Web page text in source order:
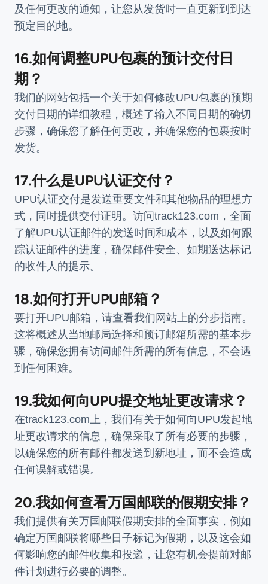
及任何更改的通知，让您从发货时一直更新到到达
预定目的地。
16.如何调整UPU包裹的预计交付日
期？
我们的网站包括一个关于如何修改UPU包裹的预期
交付日期的详细教程，概述了输入不同日期的确切
步骤，确保您了解任何更改，并确保您的包裹按时
发货。
17.什么是UPU认证交付？
UPU认证交付是发送重要文件和其他物品的理想方
式，同时提供交付证明。访问track123.com，全面
了解UPU认证邮件的发送时间和成本，以及如何跟
踪认证邮件的进度，确保邮件安全、如期送达标记
的收件人的提示。
18.如何打开UPU邮箱？
要打开UPU邮箱，请查看我们网站上的分步指南。
这将概述从当地邮局选择和预订邮箱所需的基本步
骤，确保您拥有访问邮件所需的所有信息，不会遇
到任何困难。
19.我如何向UPU提交地址更改请求？
在track123.com上，我们有关于如何向UPU发起地
址更改请求的信息，确保采取了所有必要的步骤，
以确保您的所有邮件都发送到新地址，而不会造成
任何误解或错误。
20.我如何查看万国邮联的假期安排？
我们提供有关万国邮联假期安排的全面事实，例如
确定万国邮联将哪些日子标记为假期，以及这会如
何影响您的邮件收集和投递，让您有机会提前对邮
件计划进行必要的调整。